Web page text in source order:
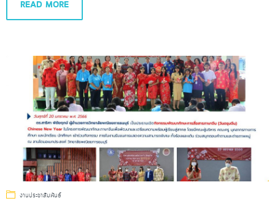
READ MORE
งานประชาสัมพันธ์